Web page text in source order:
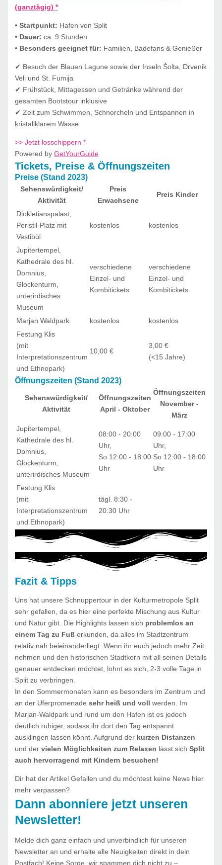
(ganztägig) *
• Startpunkt: Hafen von Split
• Dauer: ca. 9 Stunden
• Besonders geeignet für: Familien, Badefans & Genießer
✔ Besuch der Blauen Lagune sowie der Inseln Šolta, Drvenik
Veli und St. Fumija
✔ Frühstück, Mittagessen und Getränke während der
gesamten Bootstour inklusive
✔ Zeit zum Schwimmen, Schnorcheln und Entspannen in
kristallklarem Wasse
>> Jetzt losschippern *
Powered by GetYourGuide
Tickets, Preise & Öffnungszeiten
Preise (Stand 2023)
Sehenswürdigkeit/
Aktivität
Preis
Erwachsene
Preis Kinder
Diokletianspalast,
Peristil-Platz mit
Vestibül
kostenlos kostenlos
Jupitertempel,
Kathedrale des hl.
Domnius,
Glockenturm,
unterirdisches
Museum
verschiedene
Einzel- und
Kombitickets
verschiedene
Einzel- und
Kombitickets
Marjan Waldpark kostenlos
kostenlos
Festung Klis
(mit
Interpretationszentrum
und Ethnopark)
10,00 €
3,00 €
(<15 Jahre)
Öffnungszeiten (Stand 2023)
Sehenswürdigkeit/
Aktivität
Öffnungszeiten
April - Oktober
Öffnungszeiten
November -
März
Jupitertempel,
Kathedrale des hl.
Domnius,
Glockenturm,
unterirdisches Museum
08:00 - 20:00
Uhr,
So 12:00 - 18:00
Uhr
09:00 - 17:00
Uhr,
So 12:00 - 18:00
Uhr
Festung Klis
(mit
Interpretationszentrum
und Ethnopark)
tägl. 8:30 -
20:30 Uhr
Fazit & Tipps
Uns hat unsere Schnuppertour in der Kulturmetropole Split
sehr gefallen, da es hier eine perfekte Mischung aus Kultur
und Natur gibt. Die Highlights lassen sich problemlos an
einem Tag zu Fuß erkunden, da alles im Stadtzentrum
relativ nah beieinanderliegt. Wenn ihr euch jedoch mehr Zeit
nehmen und den historischen Stadtkern mit all seinen Details
genauer entdecken möchtet, lohnt es sich, 2-3 volle Tage in
Split zu verbringen.
In den Sommermonaten kann es besonders im Zentrum und
an der Uferpromenade sehr heiß und voll werden. Im
Marjan-Waldpark und rund um den Hafen ist es jedoch
deutlich ruhiger, sodass ihr dort den Tag entspannt
ausklingen lassen könnt. Aufgrund der kurzen Distanzen
und der vielen Möglichkeiten zum Relaxen lässt sich Split
auch hervorragend mit Kindern besuchen!
Dir hat der Artikel Gefallen und du möchtest keine News hier
mehr verpassen?
Dann abonniere jetzt unseren
Newsletter!
Melde dich ganz einfach und unverbindlich für unseren
Newsletter an und erhalte alle Neuigkeiten direkt in dein
Postfach! Keine Sorge, wir spammen dich nicht zu –